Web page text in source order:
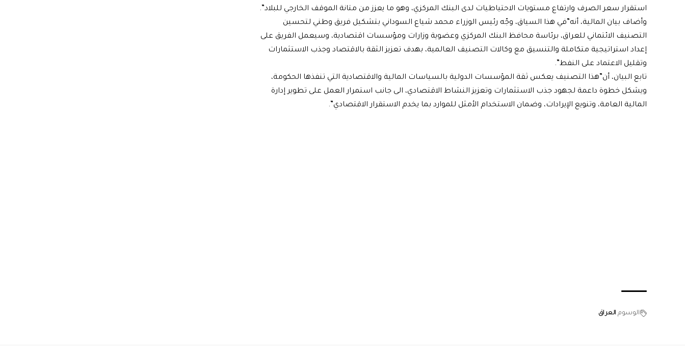
استقرار سعر الصرف وارتفاع مستويات الاحتياطيات لدى البنك المركزي، وهو ما يعزز من متانة الموقف الخارجي للبلاد”.
وأضاف بيان المالية، أنه”في هذا السياق، وجّه رئيس الوزراء محمد شياع السوداني بتشكيل فريق وطني لتحسين
التصنيف الائتماني للعراق، برئاسة محافظ البنك المركزي وعضوية وزارات ومؤسسات اقتصادية، وسيعمل الفريق على
إعداد استراتيجية متكاملة والتنسيق مع وكالات التصنيف العالمية، بهدف تعزيز الثقة بالاقتصاد وجذب الاستثمارات
وتقليل الاعتماد على النفط”.
تابع البيان، أن”هذا التصنيف يعكس ثقة المؤسسات الدولية بالسياسات المالية والاقتصادية التي تنفذها الحكومة،
ويشكل خطوة داعمة لجهود جذب الاستثمارات وتعزيز النشاط الاقتصادي، الى جانب استمرار العمل على تطوير إدارة
المالية العامة، وتنويع الإيرادات، وضمان الاستخدام الأمثل للموارد بما يخدم الاستقرار الاقتصادي”.
الوسوم العراق